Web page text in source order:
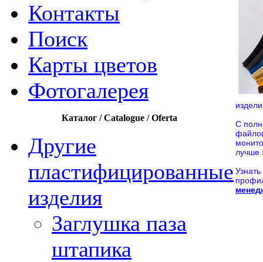
Контакты
Поиск
Карты цветов
Фотогалерея
Каталог / Catalogue / Oferta
Другие
пластифицированные
изделия
Заглушка паза
штапика
С
лучше